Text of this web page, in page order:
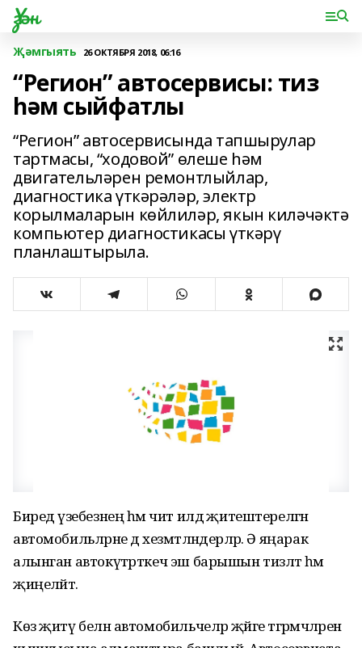
Үзән
Җәмгыять 26 ОКТЯБРЯ 2018, 06:16
“Регион” автосервисы: тиз
һәм сыйфатлы
“Регион” автосервисында тапшырулар
тартмасы, “ходовой” өлеше һәм
двигательләрен ремонтлыйлар,
диагностика үткәрәләр, электр
корылмаларын көйлиләр, якын киләчәктә
компьютер диагностикасы үткәрү
планлаштырыла.
Биредә үзебезнең һәм чит илдә җитештерелгән
автомобильләрне дә хезмәтләндерәләр. Ә яңарак
алынган автокүтәрткеч эш барышын тизләтә һәм
җиңеләйтә.
Көз җитү белән автомо­бильчеләр җәйге тәгәрмәч­ләрен